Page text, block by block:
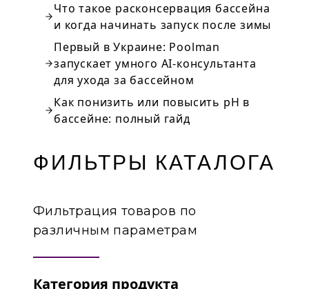
Что такое расконсервация бассейна
и когда начинать запуск после зимы
Первый в Украине: Poolman
запускает умного AI-консультанта
для ухода за бассейном
Как понизить или повысить pH в
бассейне: полный гайд
ФИЛЬТРЫ КАТАЛОГА
Фильтрация товаров по
различным параметрам
Категория продукта